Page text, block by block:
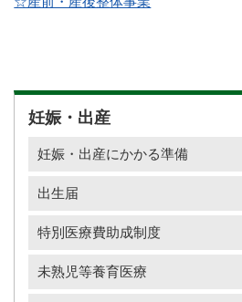
妊娠・出産
妊娠・出産にかかる準備
出生届
特別医療費助成制度
未熟児等養育医療